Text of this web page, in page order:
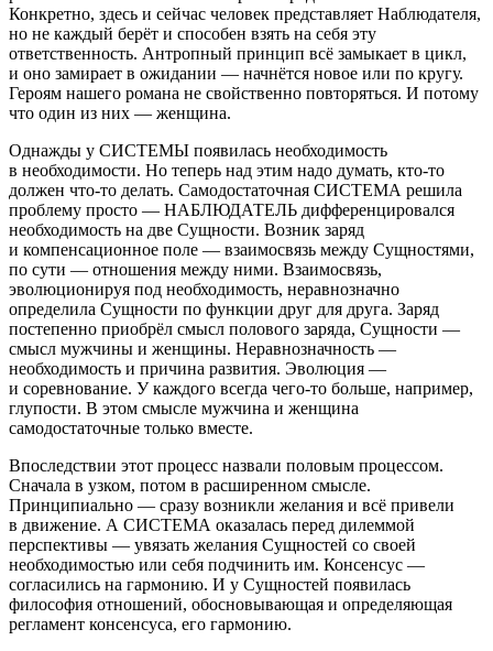
Конкретно, здесь и сейчас человек представляет Наблюдателя,
но не каждый берёт и способен взять на себя эту
ответственность. Антропный принцип всё замыкает в цикл,
и оно замирает в ожидании — начнётся новое или по кругу.
Героям нашего романа не свойственно повторяться. И потому
что один из них — женщина.
Однажды у СИСТЕМЫ появилась необходимость
в необходимости. Но теперь над этим надо думать, кто-то
должен что-то делать. Самодостаточная СИСТЕМА решила
проблему просто — НАБЛЮДАТЕЛЬ дифференцировался
необходимость на две Сущности. Возник заряд
и компенсационное поле — взаимосвязь между Сущностями,
по сути — отношения между ними. Взаимосвязь,
эволюционируя под необходимость, неравнозначно
определила Сущности по функции друг для друга. Заряд
постепенно приобрёл смысл полового заряда, Сущности —
смысл мужчины и женщины. Неравнозначность —
необходимость и причина развития. Эволюция —
и соревнование. У каждого всегда чего-то больше, например,
глупости. В этом смысле мужчина и женщина
самодостаточные только вместе.
Впоследствии этот процесс назвали половым процессом.
Сначала в узком, потом в расширенном смысле.
Принципиально — сразу возникли желания и всё привели
в движение. А СИСТЕМА оказалась перед дилеммой
перспективы — увязать желания Сущностей со своей
необходимостью или себя подчинить им. Консенсус —
согласились на гармонию. И у Сущностей появилась
философия отношений, обосновывающая и определяющая
регламент консенсуса, его гармонию.